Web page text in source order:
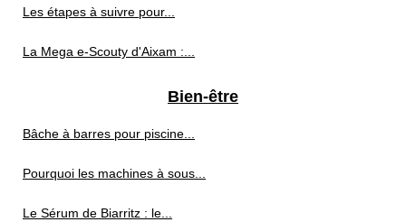
Les étapes à suivre pour...
La Mega e-Scouty d'Aixam :...
Bien-être
Bâche à barres pour piscine...
Pourquoi les machines à sous...
Le Sérum de Biarritz : le...